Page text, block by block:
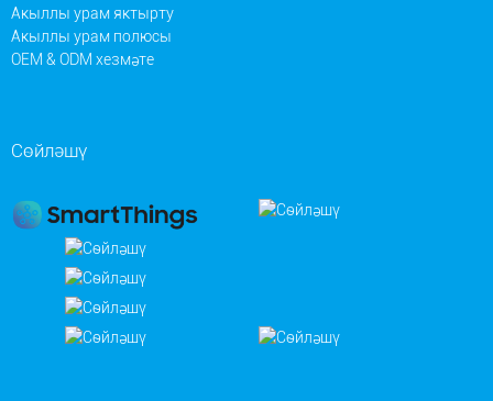
Акыллы урам яктырту
Акыллы урам полюсы
OEM & ODM хезмәте
Сөйләшү